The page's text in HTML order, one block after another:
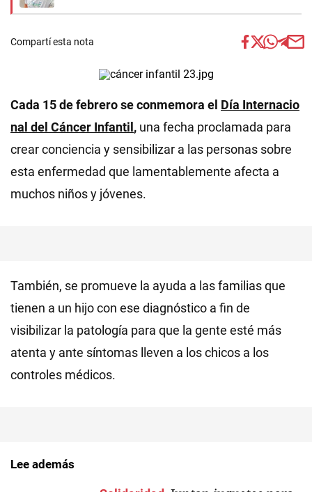
Compartí esta nota
Cada 15 de febrero se conmemora el Día Internacio
nal del Cáncer Infantil , una fecha proclamada para
crear conciencia y sensibilizar a las personas sobre
esta enfermedad que lamentablemente afecta a
muchos niños y jóvenes.
También, se promueve la ayuda a las familias que
tienen a un hijo con ese diagnóstico a fin de
visibilizar la patología para que la gente esté más
atenta y ante síntomas lleven a los chicos a los
controles médicos.
Lee además